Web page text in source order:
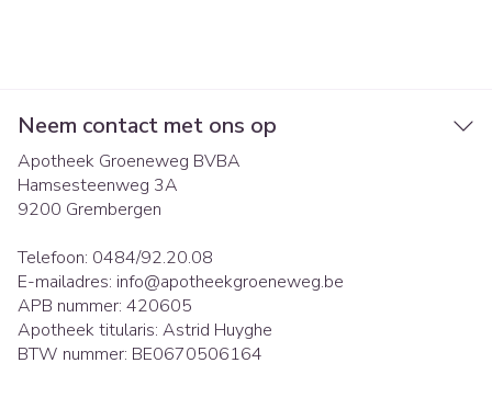
Neem contact met ons op
Apotheek Groeneweg BVBA
Hamsesteenweg 3A
9200 Grembergen
Telefoon: 0484/92.20.08
E-mailadres: info@apotheekgroeneweg.be
APB nummer: 420605
Apotheek titularis: Astrid Huyghe
BTW nummer: BE0670506164